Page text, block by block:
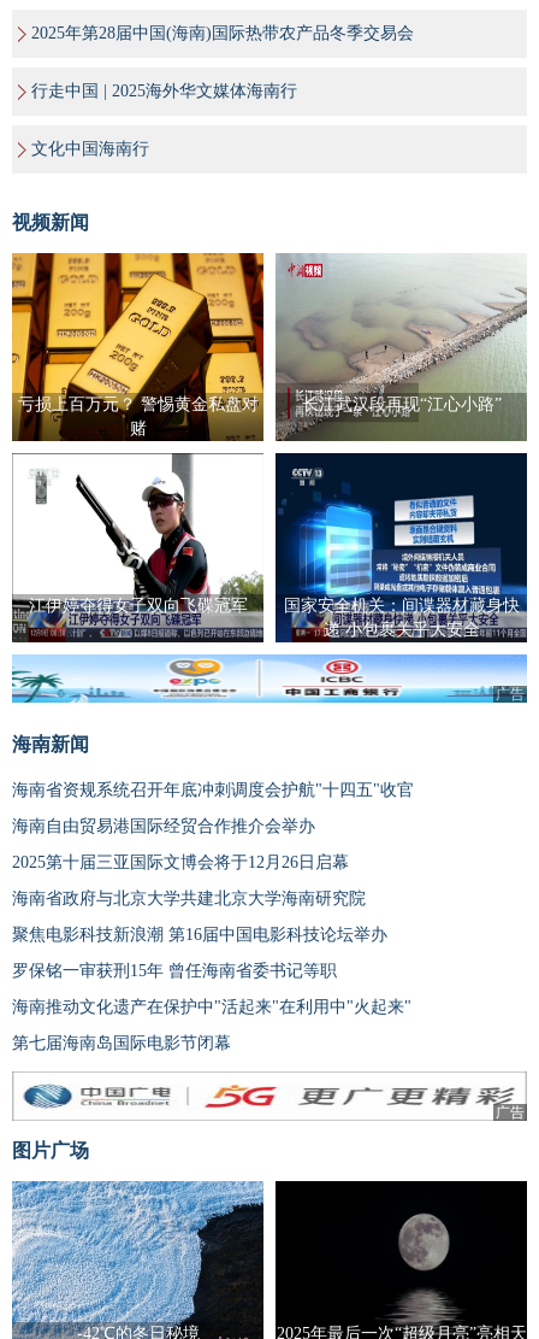
2025年第28届中国(海南)国际热带农产品冬季交易会
行走中国 | 2025海外华文媒体海南行
文化中国海南行
视频新闻
亏损上百万元？ 警惕黄金私盘对
赌
长江武汉段再现“江心小路”
江伊婷夺得女子双向飞碟冠军
国家安全机关：间谍器材藏身快
递 小包裹关乎大安全
广告
海南新闻
海南省资规系统召开年底冲刺调度会护航"十四五"收官
海南自由贸易港国际经贸合作推介会举办
2025第十届三亚国际文博会将于12月26日启幕
海南省政府与北京大学共建北京大学海南研究院
聚焦电影科技新浪潮 第16届中国电影科技论坛举办
罗保铭一审获刑15年 曾任海南省委书记等职
海南推动文化遗产在保护中"活起来"在利用中"火起来"
第七届海南岛国际电影节闭幕
广告
图片广场
-42℃的冬日秘境 2025年最后一次“超级月亮”亮相天